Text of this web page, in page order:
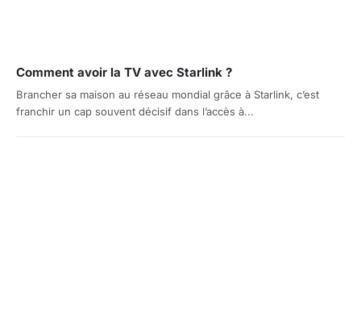
Comment avoir la TV avec Starlink ?
Brancher sa maison au réseau mondial grâce à Starlink, c’est
franchir un cap souvent décisif dans l’accès à...